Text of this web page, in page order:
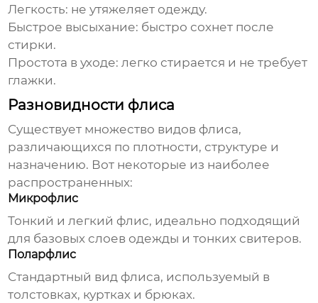
Легкость: не утяжеляет одежду.
Быстрое высыхание: быстро сохнет после
стирки.
Простота в уходе: легко стирается и не требует
глажки.
Разновидности флиса
Существует множество видов флиса,
различающихся по плотности, структуре и
назначению. Вот некоторые из наиболее
распространенных:
Микрофлис
Тонкий и легкий флис, идеально подходящий
для базовых слоев одежды и тонких свитеров.
Поларфлис
Стандартный вид флиса, используемый в
толстовках, куртках и брюках.